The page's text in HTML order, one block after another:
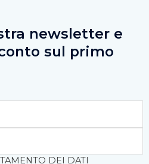
newsletter e
sul primo
DEI DATI